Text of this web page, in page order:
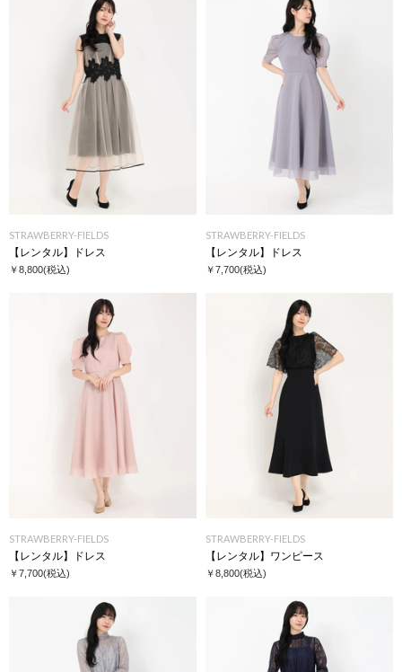
STRAWBERRY-FIELDS
【レンタル】ドレス
￥8,800(税込)
STRAWBERRY-FIELDS
【レンタル】ドレス
￥7,700(税込)
STRAWBERRY-FIELDS
【レンタル】ドレス
￥7,700(税込)
STRAWBERRY-FIELDS
【レンタル】ワンピース
￥8,800(税込)